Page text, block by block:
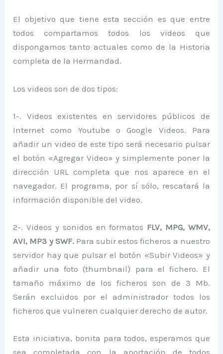
El objetivo que tiene esta sección es que entre
todos compartamos todos los videos que
dispongamos tanto actuales como de la Historia
completa de la Hermandad.
Los videos son de dos tipos:
1-. Videos existentes en servidores públicos de
Internet como Youtube o Google Videos. Para
añadir un video de este tipo será necesario pulsar
el botón «Agregar Video» y simplemente poner la
dirección URL completa que nos aparece en el
navegador. El programa, por sí sólo, rescatará la
información disponible del video.
2-. Videos y sonidos en formatos FLV, MPG, WMV,
AVI, MP3 y SWF. Para subir estos ficheros a nuestro
servidor hay que pulsar el botón «Subir Videos» y
añadir una foto (thumbnail) para el fichero. El
tamaño máximo de los ficheros son de 3 Mb.
Serán excluidos por el administrador todos los
ficheros que vulneren cualquier derecho de autor.
Esta iniciativa, bonita para todos, esperamos que